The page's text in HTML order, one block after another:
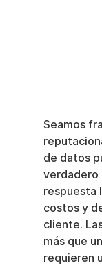
Seamos
de datos
verdadero
respuesta
costos y
cliente.
más que
requieren